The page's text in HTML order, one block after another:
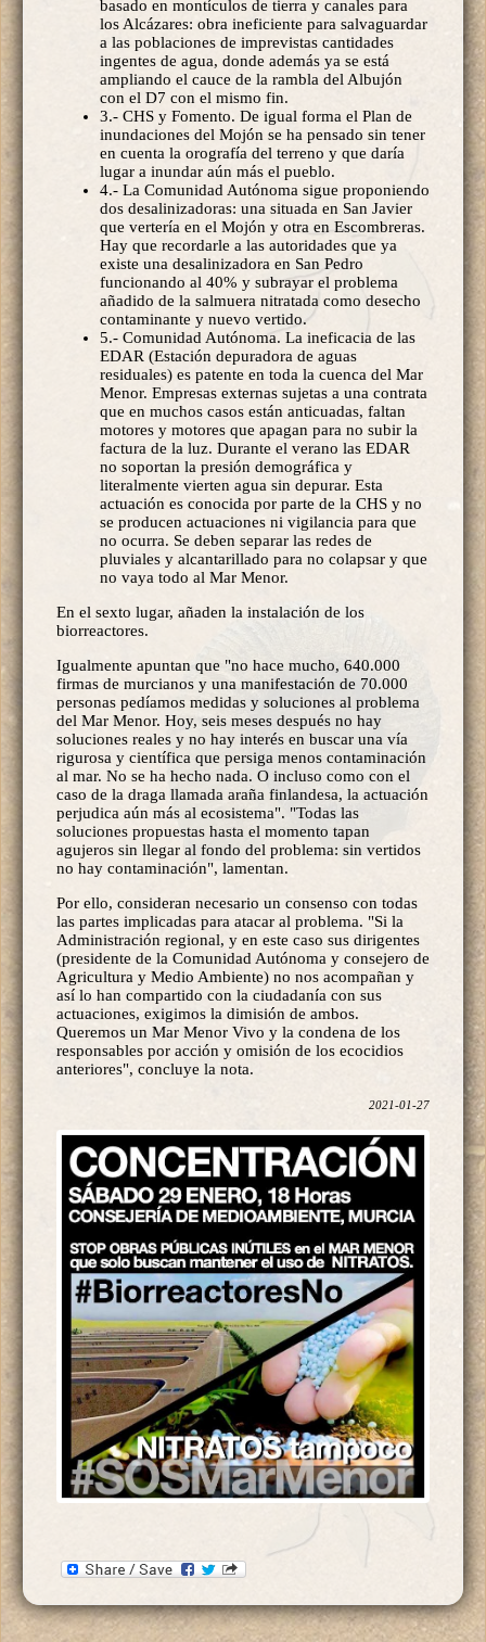
basado en montículos de tierra y canales para
los Alcázares: obra ineficiente para salvaguardar
a las poblaciones de imprevistas cantidades
ingentes de agua, donde además ya se está
ampliando el cauce de la rambla del Albujón
con el D7 con el mismo fin.
3.- CHS y Fomento. De igual forma el Plan de
inundaciones del Mojón se ha pensado sin tener
en cuenta la orografía del terreno y que daría
lugar a inundar aún más el pueblo.
4.- La Comunidad Autónoma sigue proponiendo
dos desalinizadoras: una situada en San Javier
que vertería en el Mojón y otra en Escombreras.
Hay que recordarle a las autoridades que ya
existe una desalinizadora en San Pedro
funcionando al 40% y subrayar el problema
añadido de la salmuera nitratada como desecho
contaminante y nuevo vertido.
5.- Comunidad Autónoma. La ineficacia de las
EDAR (Estación depuradora de aguas
residuales) es patente en toda la cuenca del Mar
Menor. Empresas externas sujetas a una contrata
que en muchos casos están anticuadas, faltan
motores y motores que apagan para no subir la
factura de la luz. Durante el verano las EDAR
no soportan la presión demográfica y
literalmente vierten agua sin depurar. Esta
actuación es conocida por parte de la CHS y no
se producen actuaciones ni vigilancia para que
no ocurra. Se deben separar las redes de
pluviales y alcantarillado para no colapsar y que
no vaya todo al Mar Menor.
En el sexto lugar, añaden la instalación de los
biorreactores.
Igualmente apuntan que "no hace mucho, 640.000
firmas de murcianos y una manifestación de 70.000
personas pedíamos medidas y soluciones al problema
del Mar Menor. Hoy, seis meses después no hay
soluciones reales y no hay interés en buscar una vía
rigurosa y científica que persiga menos contaminación
al mar. No se ha hecho nada. O incluso como con el
caso de la draga llamada araña finlandesa, la actuación
perjudica aún más al ecosistema". "Todas las
soluciones propuestas hasta el momento tapan
agujeros sin llegar al fondo del problema: sin vertidos
no hay contaminación", lamentan.
Por ello, consideran necesario un consenso con todas
las partes implicadas para atacar al problema. "Si la
Administración regional, y en este caso sus dirigentes
(presidente de la Comunidad Autónoma y consejero de
Agricultura y Medio Ambiente) no nos acompañan y
así lo han compartido con la ciudadanía con sus
actuaciones, exigimos la dimisión de ambos.
Queremos un Mar Menor Vivo y la condena de los
responsables por acción y omisión de los ecocidios
anteriores", concluye la nota.
2021-01-27